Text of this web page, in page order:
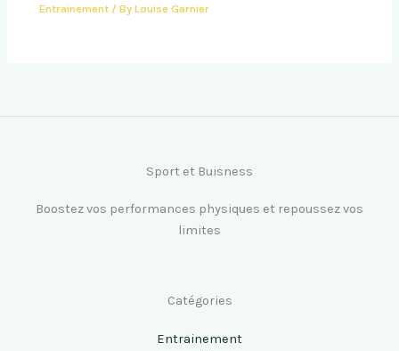
Entrainement / ByLouise Garnier
Sport et Buisness
Boostez vos performances physiques et repoussez vos
limites
Catégories
Entrainement